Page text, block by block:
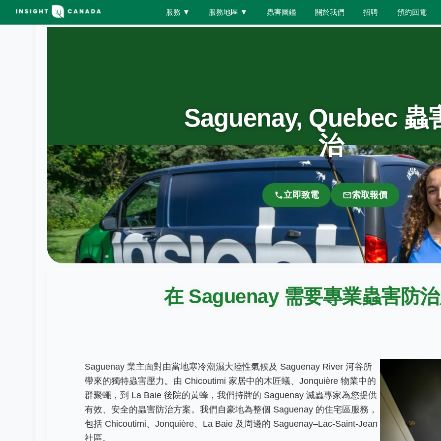
服務 ▼ 服務地區 ▼ 蟲害圖鑑 關於我們 招聘 預約回電
Saguenay, Quebec 蟲
治
立即致電 索取報價
在 Saguenay 需要專業蟲害防
Saguenay 業主面對由當地寒冷潮濕大陸性氣候及 Saguenay River 河谷所
帶來的獨特蟲害壓力。由 Chicoutimi 家居中的木匠蟻、Jonquière 物業中的
群聚蠅，到 La Baie 後院的黃蜂，我們持牌的 Saguenay 滅蟲專家為您提供
有效、安全的蟲害防治方案。我們自豪地為整個 Saguenay 的住宅區服務，
包括 Chicoutimi、Jonquière、La Baie 及周邊的 Saguenay–Lac-Saint-Jean
社區。